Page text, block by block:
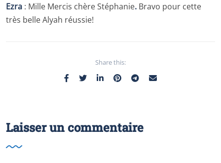
Ezra : Mille Mercis chère Stéphanie. Bravo pour cette
très belle Alyah réussie!
Share this:
Laisser un commentaire